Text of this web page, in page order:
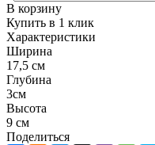
В корзину
Купить в 1 клик
Характеристики
Ширина
17,5 см
Глубина
3см
Высота
9 см
Поделиться